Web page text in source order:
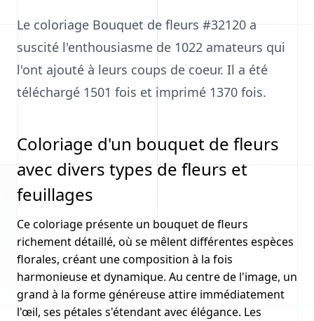
Le coloriage Bouquet de fleurs #32120 a
suscité l'enthousiasme de 1022 amateurs qui
l'ont ajouté à leurs coups de coeur. Il a été
téléchargé 1501 fois et imprimé 1370 fois.
Coloriage d'un bouquet de fleurs
avec divers types de fleurs et
feuillages
Ce coloriage présente un bouquet de fleurs
richement détaillé, où se mêlent différentes espèces
florales, créant une composition à la fois
harmonieuse et dynamique. Au centre de l'image, un
grand à la forme généreuse attire immédiatement
l'œil, ses pétales s'étendant avec élégance. Les